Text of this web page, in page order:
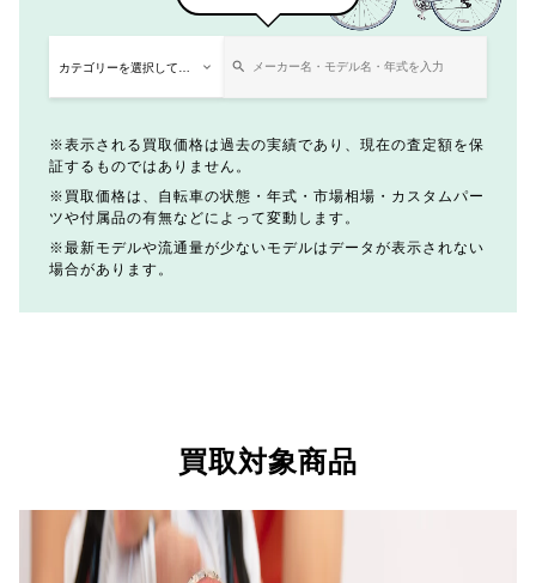
表示される買取価格は過去の実績であり、現在の査定額を保
証するものではありません。
買取価格は、自転車の状態・年式・市場相場・カスタムパー
ツや付属品の有無などによって変動します。
最新モデルや流通量が少ないモデルはデータが表示されない
場合があります。
買取対象商品